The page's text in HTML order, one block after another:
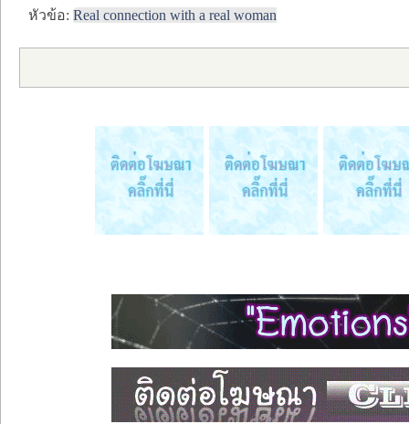
หัวข้อ:Real connection with a real woman